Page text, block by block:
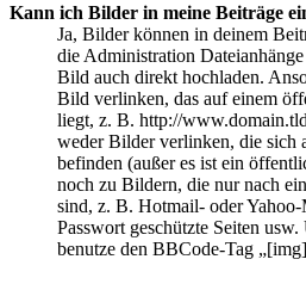
Kann ich Bilder in meine Beiträge
Ja, Bilder können in deinem
die Administration
Bild auch direkt hochladen.
Bild verlinken, das auf einem
liegt, z. B. http://
weder Bilder verlinken, die sich
befinden (außer es ist ein
noch zu Bildern, die nur nach
sind, z. B. Hotmail- oder
Passwort geschützte Seiten
benutze den BBCode-Tag